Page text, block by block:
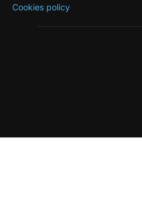
Cookies policy